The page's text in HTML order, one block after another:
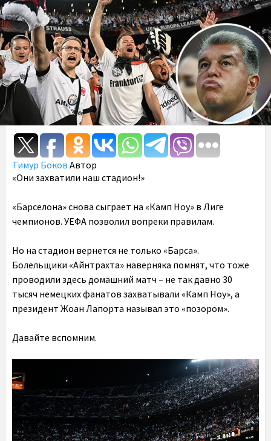
Тимур Боков Автор
«Они захватили наш стадион!»
«Барселона» снова сыграет на «Камп Ноу» в Лиге
чемпионов. УЕФА позволил вопреки правилам.
Но на стадион вернется не только «Барса».
Болельщики «Айнтрахта» наверняка помнят, что тоже
проводили здесь домашний матч – не так давно 30
тысяч немецких фанатов захватывали «Камп Ноу», а
президент Жоан Лапорта называл это «позором».
Давайте вспомним.